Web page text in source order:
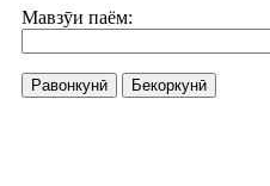
Мавзӯи паём:
Равонкунӣ Бекоркунӣ